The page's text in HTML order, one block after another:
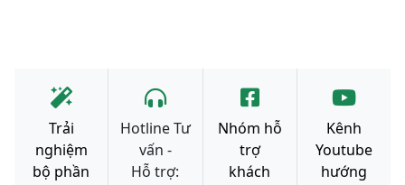
Trải
nghiệm
bộ phần
Hotline Tư
vấn -
Hỗ trợ:
Nhóm hỗ
trợ
khách
Kênh
Youtube
hướng